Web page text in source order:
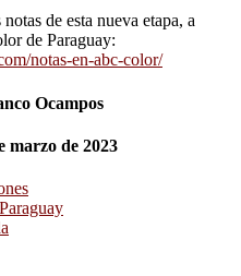
de esta nueva etapa, a
de Paraguay:
notas-en-abc-color/
Ocampos
marzo de 2023